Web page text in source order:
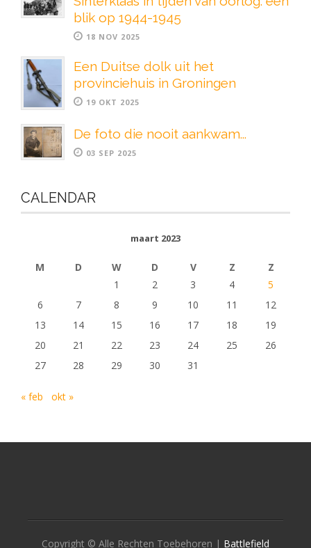
blik op 1944-1945
18 NOV 2025
Een Duitse dolk uit het
provinciehuis in Groningen
19 OKT 2025
De foto die nooit aankwam...
03 SEP 2025
CALENDAR
maart 2023
M D W D V Z
Z
1
2 3 4
5
6
7 8 9 10 11
12
13
14 15 16 17 18
19
20
21 22 23 24 25
26
27
28 29 30 31
« feb okt »
Copyright © Alle Rechten Toebehoren | Battlefield